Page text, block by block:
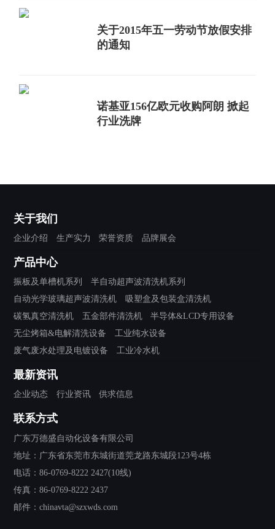
关于2015年五一劳动节放假安排
的通知
诺基亚156亿欧元收购阿朗 掀起
行业洗牌
关于我们
企业介绍 生产实力 荣誉资质 品牌展会
产品中心
振板及单槽机系列
半自动超声波清洗机系列
自动光学玻璃超声波清洗机
吸塑盒及包装盒清洗机
碳氢真空清洗机
五金部件清洗机
半导体&LCD专用设备
无尘烤箱&电解清洗设备
工业纯水设备
废气废水处理及电镀设备
工业冷水机
最新资讯
企业动态 行业资讯 供求信息
联系方式
广东万德盛自动化设备有限公司
地址：广东省东莞市东城街道莞龙路东城段123号4栋
电话：86-0769-8222 2427(10线)
传真：86-0769-8222 2437
邮件：chinavta@szxwds.com